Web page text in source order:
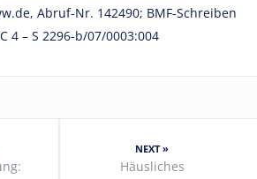
Abruf-Nr. 142490; BMF-Schreiben
4 – S 2296-b/07/0003:004
NEXT »
Häusliches